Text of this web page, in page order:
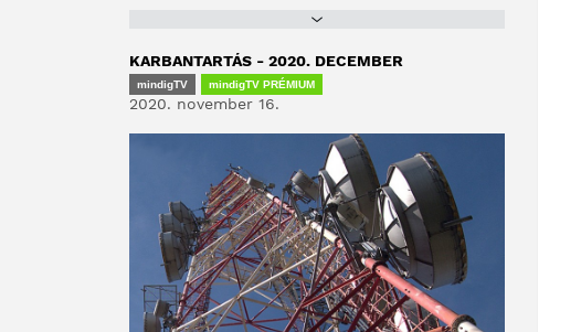
KARBANTARTÁS - 2020. DECEMBER
mindigTV mindigTV PRÉMIUM
2020. november 16.